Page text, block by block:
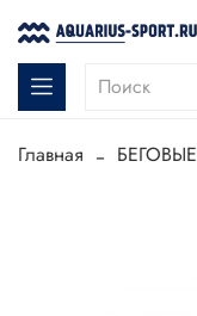
Главная